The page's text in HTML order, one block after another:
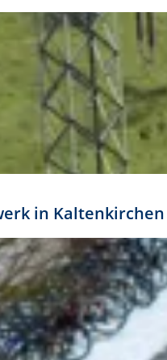
in Kaltenkirchen